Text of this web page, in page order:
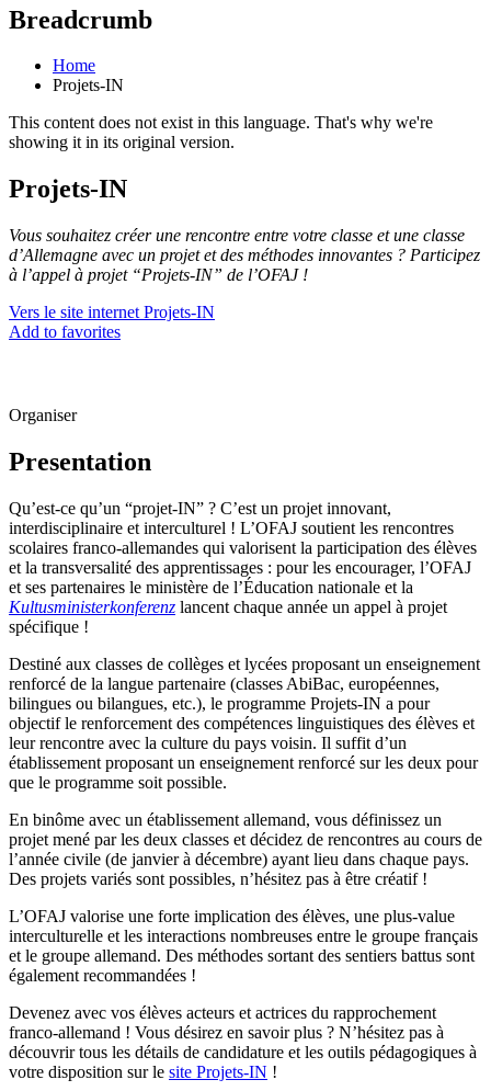
Breadcrumb
Home
Projets-IN
This content does not exist in this language. That's why we're
showing it in its original version.
Projets-IN
Vous souhaitez créer une rencontre entre votre classe et une classe
d’Allemagne avec un projet et des méthodes innovantes ? Participez
à l’appel à projet “Projets-IN” de l’OFAJ !
Vers le site internet Projets-IN
Add to favorites
Organiser
Presentation
Qu’est-ce qu’un “projet-IN” ? C’est un projet innovant,
interdisciplinaire et interculturel ! L’OFAJ soutient les rencontres
scolaires franco-allemandes qui valorisent la participation des élèves
et la transversalité des apprentissages : pour les encourager, l’OFAJ
et ses partenaires le ministère de l’Éducation nationale et la
Kultusministerkonferenz lancent chaque année un appel à projet
spécifique !
Destiné aux classes de collèges et lycées proposant un enseignement
renforcé de la langue partenaire (classes AbiBac, européennes,
bilingues ou bilangues, etc.), le programme Projets-IN a pour
objectif le renforcement des compétences linguistiques des élèves et
leur rencontre avec la culture du pays voisin. Il suffit d’un
établissement proposant un enseignement renforcé sur les deux pour
que le programme soit possible.
En binôme avec un établissement allemand, vous définissez un
projet mené par les deux classes et décidez de rencontres au cours de
l’année civile (de janvier à décembre) ayant lieu dans chaque pays.
Des projets variés sont possibles, n’hésitez pas à être créatif !
L’OFAJ valorise une forte implication des élèves, une plus-value
interculturelle et les interactions nombreuses entre le groupe français
et le groupe allemand. Des méthodes sortant des sentiers battus sont
également recommandées !
Devenez avec vos élèves acteurs et actrices du rapprochement
franco-allemand ! Vous désirez en savoir plus ? N’hésitez pas à
découvrir tous les détails de candidature et les outils pédagogiques à
votre disposition sur le site Projets-IN !